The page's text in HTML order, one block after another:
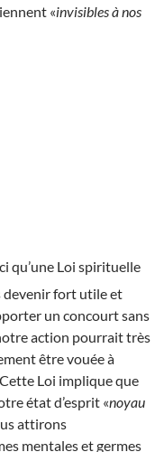
«invisibles à nos
qu’une Loi spirituelle
devenir fort utile et
un concourt sans
action pourrait très
être vouée à
Cette Loi implique que
état d’esprit «noyau
attirons
mentales et germes